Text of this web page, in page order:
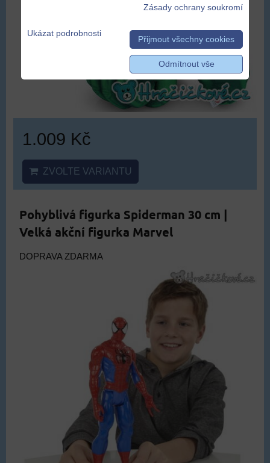
1.009 Kč
ZVOLTE VARIANTU
Pohyblivá figurka Spiderman 30 cm |
Velká akční figurka Marvel
DOPRAVA ZDARMA
Zásady ochrany soukromí
Ukázat podrobnosti
Přijmout všechny cookies
Odmítnout vše